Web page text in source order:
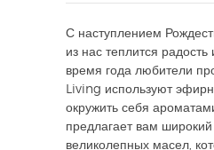
С наступлением
из нас теплится радость
время года любители
Living используют
окружить себя
предлагает вам
великолепных масел,